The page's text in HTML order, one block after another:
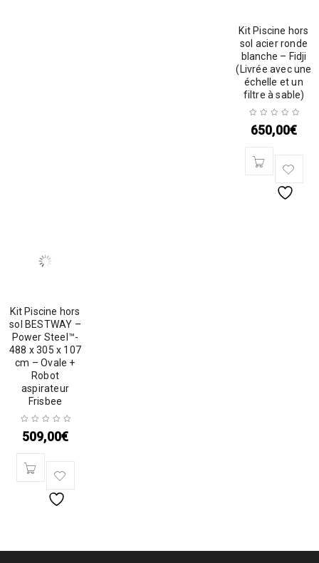
Kit Piscine hors
sol acier ronde
blanche – Fidji
(Livrée avec une
échelle et un
filtre à sable)
650,00€
Kit Piscine hors
sol BESTWAY –
Power Steel™-
488 x 305 x 107
cm – Ovale +
Robot
aspirateur
Frisbee
509,00€